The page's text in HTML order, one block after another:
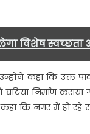
विशेष स्वच्छता
कहा कि उक्त
निर्माण
कि नगर में हो रहे